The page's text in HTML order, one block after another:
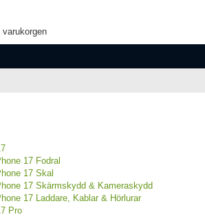
17 Fodral
17 Skal
17 Skärmskydd & Kameraskydd
17 Laddare, Kablar & Hörlurar
Pro